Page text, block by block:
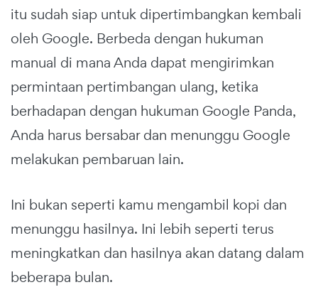
itu sudah siap untuk dipertimbangkan kembali
oleh Google. Berbeda dengan hukuman
manual di mana Anda dapat mengirimkan
permintaan pertimbangan ulang, ketika
berhadapan dengan hukuman Google Panda,
Anda harus bersabar dan menunggu Google
melakukan pembaruan lain.
Ini bukan seperti kamu mengambil kopi dan
menunggu hasilnya. Ini lebih seperti terus
meningkatkan dan hasilnya akan datang dalam
beberapa bulan.